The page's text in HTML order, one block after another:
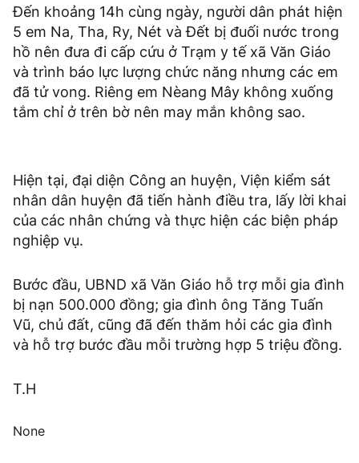
Đến khoảng 14h cùng ngày, người dân phát hiện
5 em Na, Tha, Ry, Nét và Đết bị đuối nước trong
hồ nên đưa đi cấp cứu ở Trạm y tế xã Văn Giáo
và trình báo lực lượng chức năng nhưng các em
đã tử vong. Riêng em Nèang Mây không xuống
tắm chỉ ở trên bờ nên may mắn không sao.
Hiện tại, đại diện Công an huyện, Viện kiểm sát
nhân dân huyện đã tiến hành điều tra, lấy lời khai
của các nhân chứng và thực hiện các biện pháp
nghiệp vụ.
Bước đầu, UBND xã Văn Giáo hỗ trợ mỗi gia đình
bị nạn 500.000 đồng; gia đình ông Tăng Tuấn
Vũ, chủ đất, cũng đã đến thăm hỏi các gia đình
và hỗ trợ bước đầu mỗi trường hợp 5 triệu đồng.
T.H
None